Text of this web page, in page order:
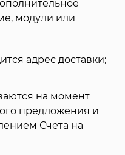
модули или
адрес доставки;
на момент
предложения и
Счета на